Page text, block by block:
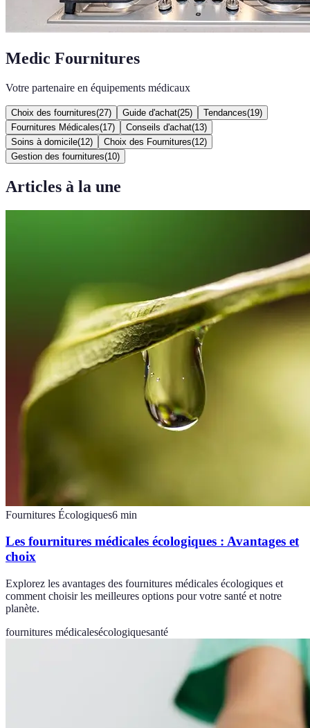
Medic Fournitures
Votre partenaire en équipements médicaux
Choix des fournitures(27) Guide d'achat(25) Tendances(19)
Fournitures Médicales(17) Conseils d'achat(13)
Soins à domicile(12) Choix des Fournitures(12)
Gestion des fournitures(10)
Articles à la une
Fournitures Écologiques6 min
Les fournitures médicales écologiques : Avantages et
choix
Explorez les avantages des fournitures médicales écologiques et
comment choisir les meilleures options pour votre santé et notre
planète.
fournitures médicalesécologiquesanté